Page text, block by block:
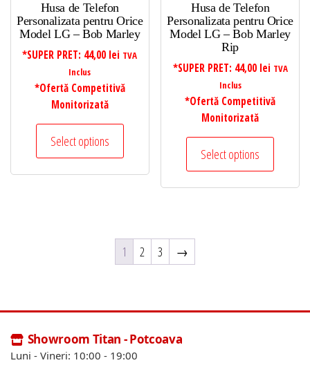
Husa de Telefon
Personalizata pentru Orice
Model LG – Bob Marley
*SUPER PRET: 44,00 lei TVA
Inclus
*Ofertă Competitivă
Monitorizată
Select options
Husa de Telefon
Personalizata pentru Orice
Model LG – Bob Marley
Rip
*SUPER PRET: 44,00 lei TVA
Inclus
*Ofertă Competitivă
Monitorizată
Select options
1 2 3 →
Showroom Titan - Potcoava
Luni - Vineri: 10:00 - 19:00